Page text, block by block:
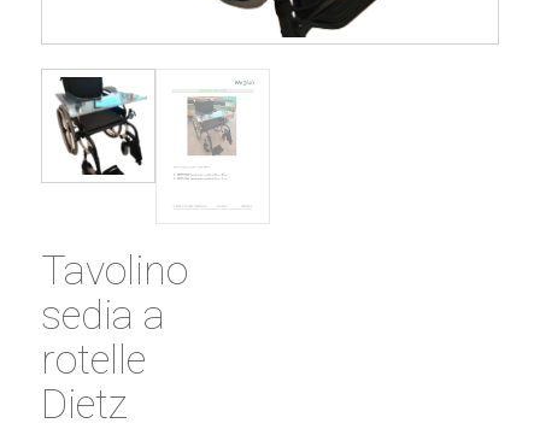
Tavolino
sedia a
rotelle
Dietz